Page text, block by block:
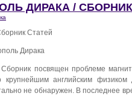
ДИРАКА /
Статей
Дирака
Сборник посвящен проблеме
крупнейшим английским
не обнаружен. В последнее